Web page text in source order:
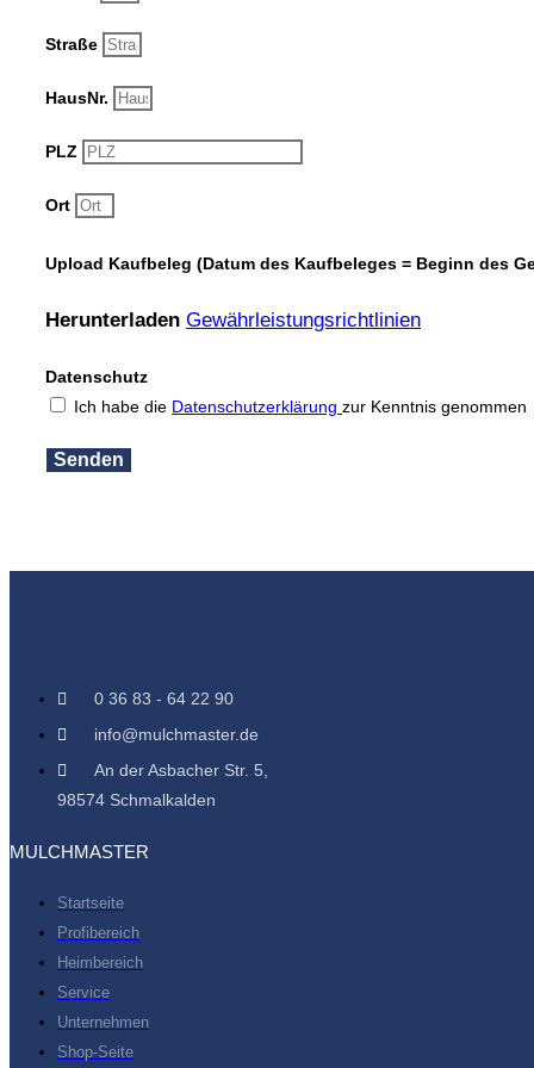
Straße
HausNr.
PLZ
Ort
Upload Kaufbeleg (Datum des Kaufbeleges = Beginn des
Herunterladen Gewährleistungsrichtlinien
Datenschutz
Ich habe die Datenschutzerklärung zur Kenntnis genommen
Senden
0 36 83 - 64 22 90
info@mulchmaster.de
An der Asbacher Str. 5,
98574 Schmalkalden
MULCHMASTER
Startseite
Profibereich
Heimbereich
Service
Unternehmen
Shop-Seite